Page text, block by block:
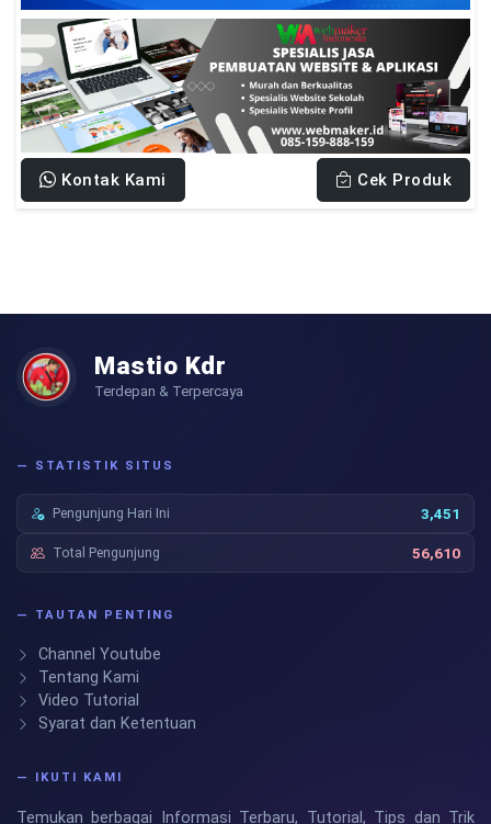
Kontak Kami Cek Produk
Mastio Kdr
Terdepan & Terpercaya
— STATISTIK SITUS
Pengunjung Hari Ini 3,451
Total Pengunjung 56,610
— TAUTAN PENTING
Channel Youtube
Tentang Kami
Video Tutorial
Syarat dan Ketentuan
— IKUTI KAMI
Temukan berbagai Informasi Terbaru, Tutorial, Tips dan Trik